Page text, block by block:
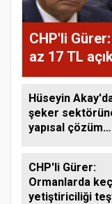
CHP'li Gürer:
az 17 TL
Hüseyin
şeker
yapısal çözüm
CHP'li Gürer:
Ormanlarda
yetiştiriciliği